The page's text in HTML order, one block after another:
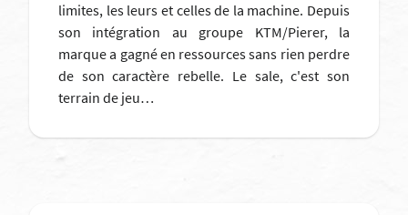
limites, les leurs et celles de la machine. Depuis
son intégration au groupe KTM/Pierer, la
marque a gagné en ressources sans rien perdre
de son caractère rebelle. Le sale, c'est son
terrain de jeu…